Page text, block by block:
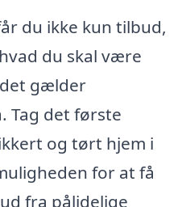
du ikke kun tilbud,
du skal være
gælder
Tag det første
og tørt hjem i
for at få
fra pålidelige